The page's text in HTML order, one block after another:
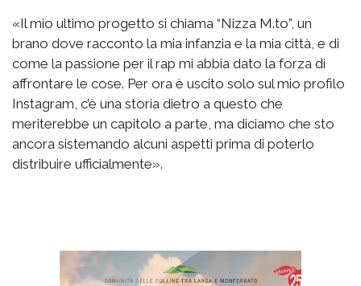
«Il mio ultimo progetto si chiama “Nizza M.to”, un
brano dove racconto la mia infanzia e la mia città, e di
come la passione per il rap mi abbia dato la forza di
affrontare le cose. Per ora è uscito solo sul mio profilo
Instagram, c’è una storia dietro a questo che
meriterebbe un capitolo a parte, ma diciamo che sto
ancora sistemando alcuni aspetti prima di poterlo
distribuire ufficialmente».